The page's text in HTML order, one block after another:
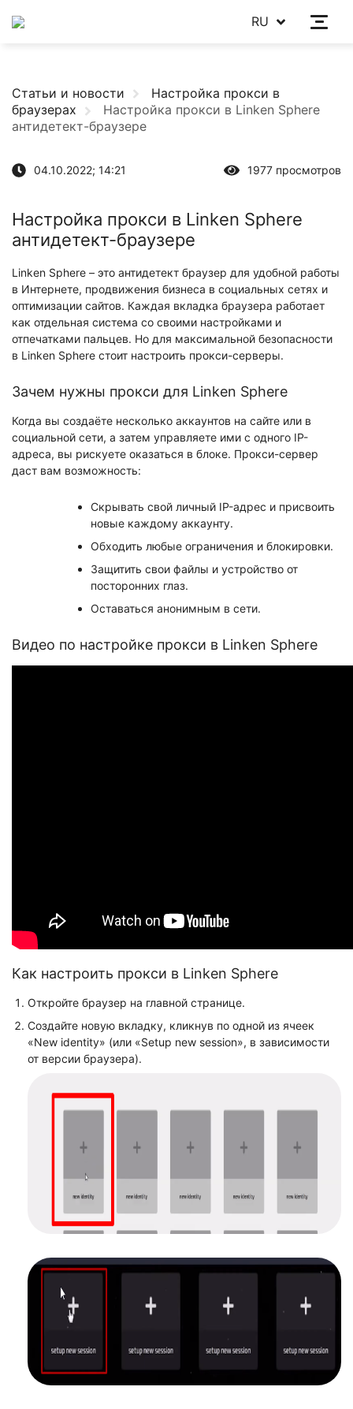
RU
Статьи и новости
Настройка прокси в
браузерах
Настройка прокси в Linken Sphere
антидетект-браузере
04.10.2022; 14:21 1977 просмотров
Настройка прокси в Linken Sphere
антидетект-браузере
Linken Sphere – это антидетект браузер для удобной работы
в Интернете, продвижения бизнеса в социальных сетях и
оптимизации сайтов. Каждая вкладка браузера работает
как отдельная система со своими настройками и
отпечатками пальцев. Но для максимальной безопасности
в Linken Sphere стоит настроить прокси-серверы.
Зачем нужны прокси для Linken Sphere
Когда вы создаёте несколько аккаунтов на сайте или в
социальной сети, а затем управляете ими с одного IP-
адреса, вы рискуете оказаться в блоке. Прокси-сервер
даст вам возможность:
Скрывать свой личный IP-адрес и присвоить
новые каждому аккаунту.
Обходить любые ограничения и блокировки.
Защитить свои файлы и устройство от
посторонних глаз.
Оставаться анонимным в сети.
Видео по настройке прокси в Linken Sphere
Как настроить прокси в Linken Sphere
Откройте браузер на главной странице.
Создайте новую вкладку, кликнув по одной из ячеек
«New identity» (или «Setup new session», в зависимости
от версии браузера).